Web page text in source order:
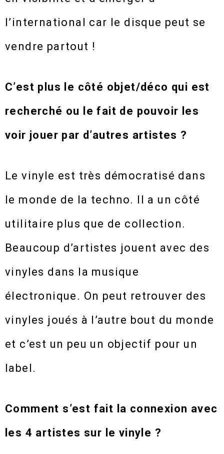
l’international car le disque peut se
vendre partout !
C’est plus le côté objet/déco qui est
recherché ou le fait de pouvoir les
voir jouer par d’autres artistes ?
Le vinyle est très démocratisé dans
le monde de la techno. Il a un côté
utilitaire plus que de collection.
Beaucoup d’artistes jouent avec des
vinyles dans la musique
électronique. On peut retrouver des
vinyles joués à l’autre bout du monde
et c’est un peu un objectif pour un
label.
Comment s’est fait la connexion avec
les 4 artistes sur le vinyle ?